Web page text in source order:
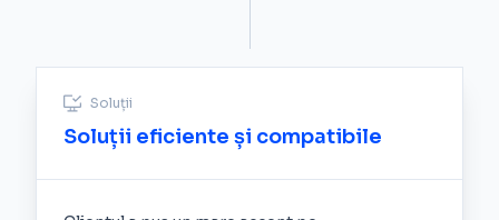
Soluții
Soluții eficiente și compatibile